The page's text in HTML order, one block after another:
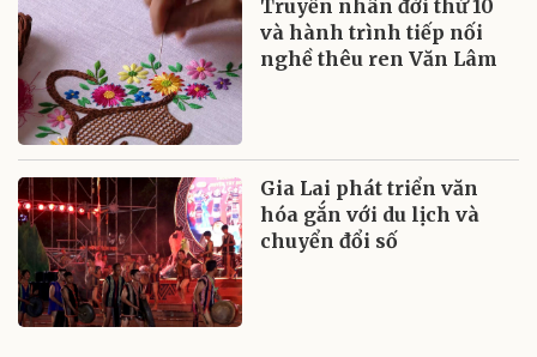
Truyền nhân đời thứ 10
và hành trình tiếp nối
nghề thêu ren Văn Lâm
Gia Lai phát triển văn
hóa gắn với du lịch và
chuyển đổi số